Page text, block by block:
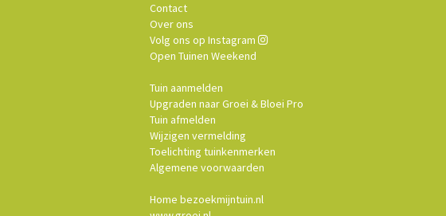
Contact
Over ons
Volg ons op Instagram
Open Tuinen Weekend
Tuin aanmelden
Upgraden naar Groei & Bloei Pro
Tuin afmelden
Wijzigen vermelding
Toelichting tuinkenmerken
Algemene voorwaarden
Home bezoekmijntuin.nl